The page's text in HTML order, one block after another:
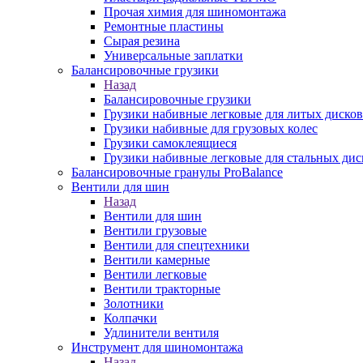
Прочая химия для шиномонтажа
Ремонтные пластины
Сырая резина
Универсальные заплатки
Балансировочные грузики
Назад
Балансировочные грузики
Грузики набивные легковые для литых дисков
Грузики набивные для грузовых колес
Грузики самоклеящиеся
Грузики набивные легковые для стальных
Балансировочные гранулы ProBalance
Вентили для шин
Назад
Вентили для шин
Вентили грузовые
Вентили для спецтехники
Вентили камерные
Вентили легковые
Вентили тракторные
Золотники
Колпачки
Удлинители вентиля
Инструмент для шиномонтажа